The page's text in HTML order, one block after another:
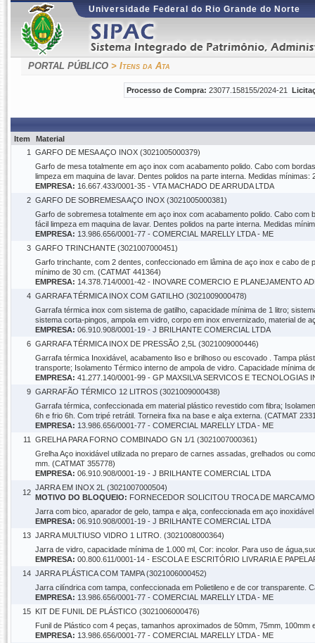
Universidade Federal do Rio Grande do Norte
PORTAL PÚBLICO > Itens da Ata
Processo de Compra: 23077.158155/2024-21
Item
Material
1
GARFO DE MESA AÇO INOX (3021005000379)
Garfo de mesa totalmente em aço inox com acabamento polido. Cabo com
limpeza em maquina de lavar. Dentes polidos na parte interna. Medidas
EMPRESA: 16.667.433/0001-35 - VTA MACHADO DE ARRUDA LTDA
2 GARFO DE SOBREMESA AÇO INOX (3021005000381)
Garfo de sobremesa totalmente em aço inox com acabamento polido. Cabo
fácil limpeza em maquina de lavar. Dentes polidos na parte interna. Medidas
EMPRESA: 13.986.656/0001-77 - COMERCIAL MARELLY LTDA - ME
3 GARFO TRINCHANTE (3021007000451)
Garfo trinchante, com 2 dentes, confeccionado em lâmina de aço inox e cabo
mínimo de 30 cm. (CATMAT 441364)
EMPRESA: 14.378.714/0001-42 - INOVARE COMERCIO E PLANEJAMENTO
4 GARRAFA TÉRMICA INOX COM GATILHO (3021009000478)
Garrafa térmica inox com sistema de gatilho, capacidade mínima de 1 litro;
sistema corta-pingos, ampola em vidro, corpo em inox envernizado, material de
EMPRESA: 06.910.908/0001-19 - J BRILHANTE COMERCIAL LTDA
6 GARRAFA TÉRMICA INOX DE PRESSÃO 2,5L (3021009000446)
Garrafa térmica Inoxidável, acabamento liso e brilhoso ou escovado . Tampa
transporte; Isolamento Térmico interno de ampola de vidro. Capacidade mínima
EMPRESA: 41.277.140/0001-99 - GP MAXSILVA SERVICOS E TECNOLOGIAS
9 GARRAFÃO TÉRMICO 12 LITROS (3021009000438)
Garrafa térmica, confeccionada em material plástico revestido com fibra;
6h e frio 6h. Com tripé retrátil. Torneira fixa na base e alça externa. (CATMAT
EMPRESA: 13.986.656/0001-77 - COMERCIAL MARELLY LTDA - ME
11
GRELHA PARA FORNO COMBINADO GN 1/1 (3021007000361)
Grelha Aço inoxidável utilizada no preparo de carnes assadas, grelhados ou
mm. (CATMAT 355778)
EMPRESA: 06.910.908/0001-19 - J BRILHANTE COMERCIAL LTDA
12
JARRA EM INOX 2L (3021007000504)
MOTIVO DO BLOQUEIO: FORNECEDOR SOLICITOU TROCA DE MARCA/
Jarra com bico, aparador de gelo, tampa e alça, confeccionada em aço
EMPRESA: 06.910.908/0001-19 - J BRILHANTE COMERCIAL LTDA
13 JARRA MULTIUSO VIDRO 1 LITRO. (3021008000364)
Jarra de vidro, capacidade mínima de 1.000 ml, Cor: incolor. Para uso de
EMPRESA: 00.800.611/0001-14 - ESCOLA E ESCRITÓRIO LIVRARIA E
14 JARRA PLÁSTICA COM TAMPA (3021006000452)
Jarra cilíndrica com tampa, confeccionada em Polietileno e de cor transparente.
EMPRESA: 13.986.656/0001-77 - COMERCIAL MARELLY LTDA - ME
15 KIT DE FUNIL DE PLÁSTICO (3021006000476)
Funil de Plástico com 4 peças, tamanhos aproximados de 50mm, 75mm, 100mm
EMPRESA: 13.986.656/0001-77 - COMERCIAL MARELLY LTDA - ME